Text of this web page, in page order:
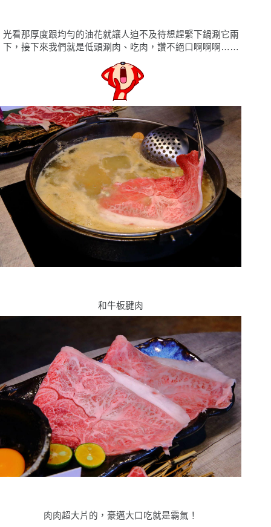
光看那厚度跟均勻的油花就讓人迫不及待想趕緊下鍋涮它兩
下，接下來我們就是低頭涮肉、吃肉，讚不絕口啊啊啊……
和牛板腱肉
肉肉超大片的，豪邁大口吃就是霸氣！